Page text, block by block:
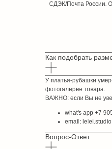
СДЭК/Почта России.
Как подобрать
У платья-рубашки
фотогалерее товара.
ВАЖНО: если Вы не
what's app +7
email:
Вопрос-Ответ